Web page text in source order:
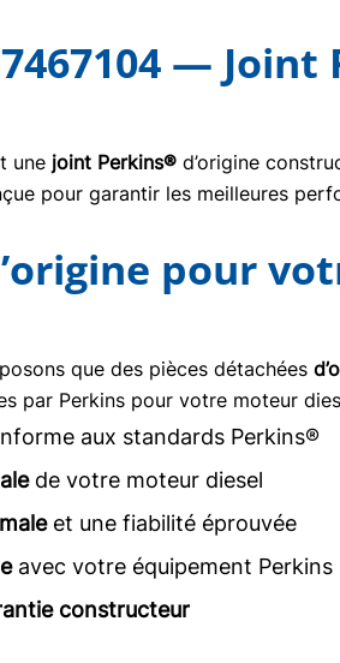
—
une joint Perkins® d’origine
pour garantir les meilleures
pour
que des pièces détachées
par Perkins pour votre moteur
aux standards Perkins®
de votre moteur diesel
et une fiabilité éprouvée
avec votre équipement Perkins
constructeur